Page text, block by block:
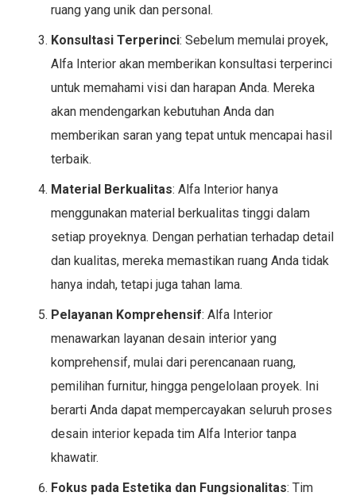
ruang yang unik dan personal.
Konsultasi Terperinci: Sebelum memulai proyek,
Alfa Interior akan memberikan konsultasi terperinci
untuk memahami visi dan harapan Anda. Mereka
akan mendengarkan kebutuhan Anda dan
memberikan saran yang tepat untuk mencapai hasil
terbaik.
Material Berkualitas: Alfa Interior hanya
menggunakan material berkualitas tinggi dalam
setiap proyeknya. Dengan perhatian terhadap detail
dan kualitas, mereka memastikan ruang Anda tidak
hanya indah, tetapi juga tahan lama.
Pelayanan Komprehensif: Alfa Interior
menawarkan layanan desain interior yang
komprehensif, mulai dari perencanaan ruang,
pemilihan furnitur, hingga pengelolaan proyek. Ini
berarti Anda dapat mempercayakan seluruh proses
desain interior kepada tim Alfa Interior tanpa
khawatir.
Fokus pada Estetika dan Fungsionalitas: Tim